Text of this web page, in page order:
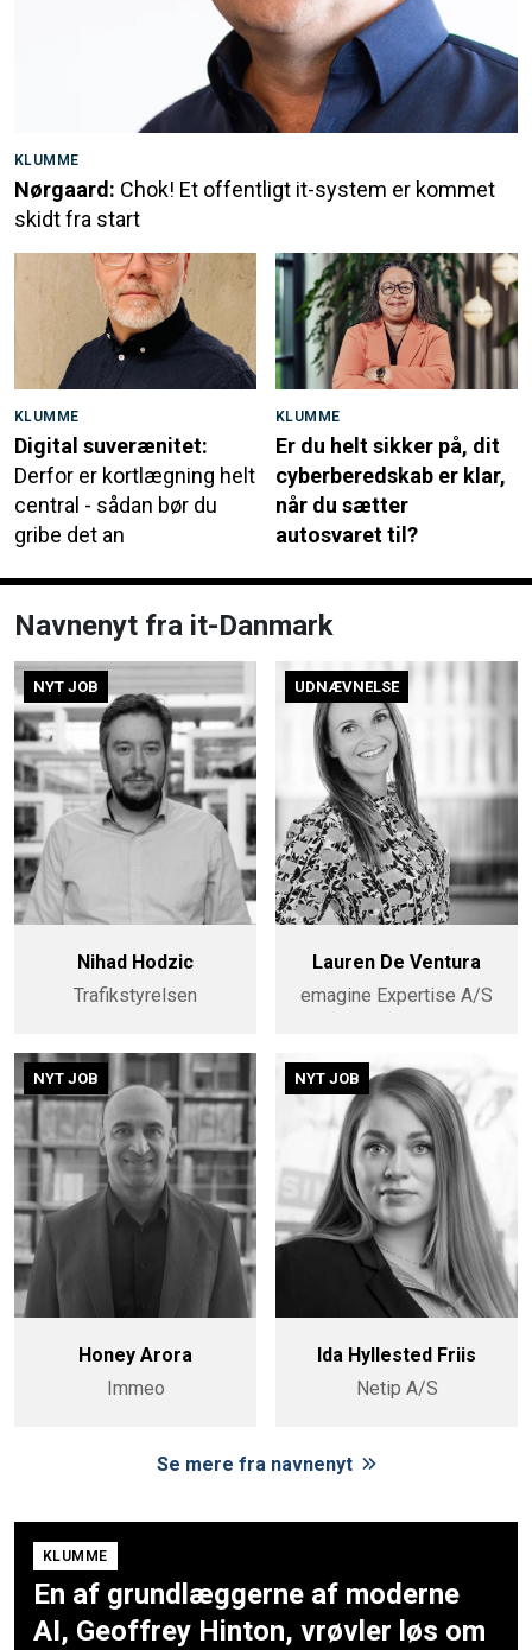
KLUMME
Nørgaard: Chok! Et offentligt it-system er kommet
skidt fra start
KLUMME
Digital suverænitet:
Derfor er kortlægning helt
central - sådan bør du
gribe det an
KLUMME
Er du helt sikker på, dit
cyberberedskab er klar,
når du sætter
autosvaret til?
Navnenyt fra it-Danmark
NYT JOB
Nihad Hodzic
Trafikstyrelsen
UDNÆVNELSE
Lauren De Ventura
emagine Expertise A/S
NYT JOB
Honey Arora
Immeo
NYT JOB
Ida Hyllested Friis
Netip A/S
Se mere fra navnenyt
KLUMME
En af grundlæggerne af moderne
AI, Geoffrey Hinton, vrøvler løs om